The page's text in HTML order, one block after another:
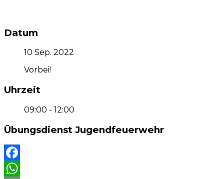
Datum
10 Sep. 2022
Vorbei!
Uhrzeit
09:00 - 12:00
Übungsdienst Jugendfeuerwehr
Facebook